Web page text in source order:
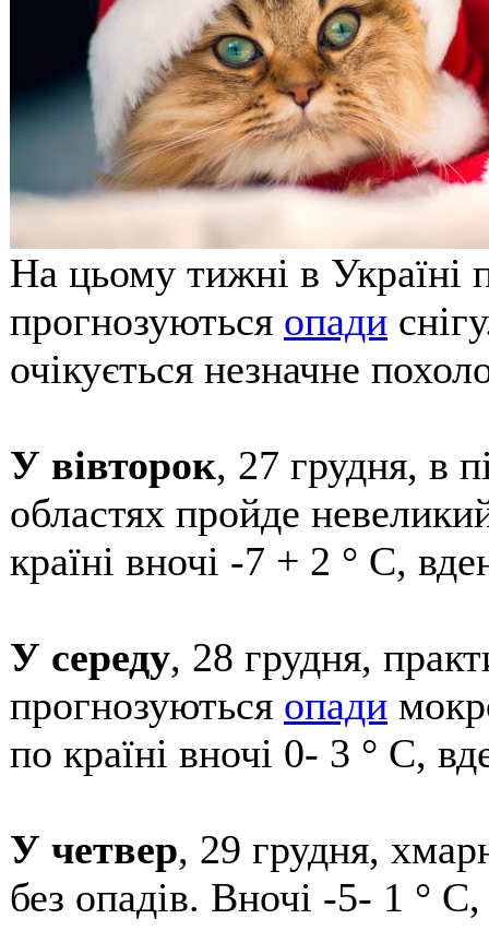
На цьому тижні в Україні
прогнозуються опади
очікується незначне
У вівторок, 27 грудня, в
областях пройде
країні вночі -7 + 2 ° С,
У середу, 28 грудня,
прогнозуються опади
по країні вночі 0- 3 ° С,
У четвер, 29 грудня,
без опадів. Вночі -5- 1 °